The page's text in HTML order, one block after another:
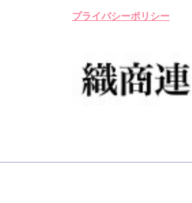
プライバシーポリシー